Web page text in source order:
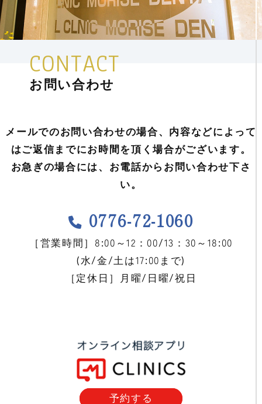
CONTACT
お問い合わせ
メールでのお問い合わせの場合、内容などによって
はご返信までにお時間を頂く場合がございます。
お急ぎの場合には、お電話からお問い合わせ下さ
い。
0776-72-1060
［営業時間］8:00～12：00/13：30～18:00
(水/金/土は17:00まで)
［定休日］月曜/日曜/祝日
予約する